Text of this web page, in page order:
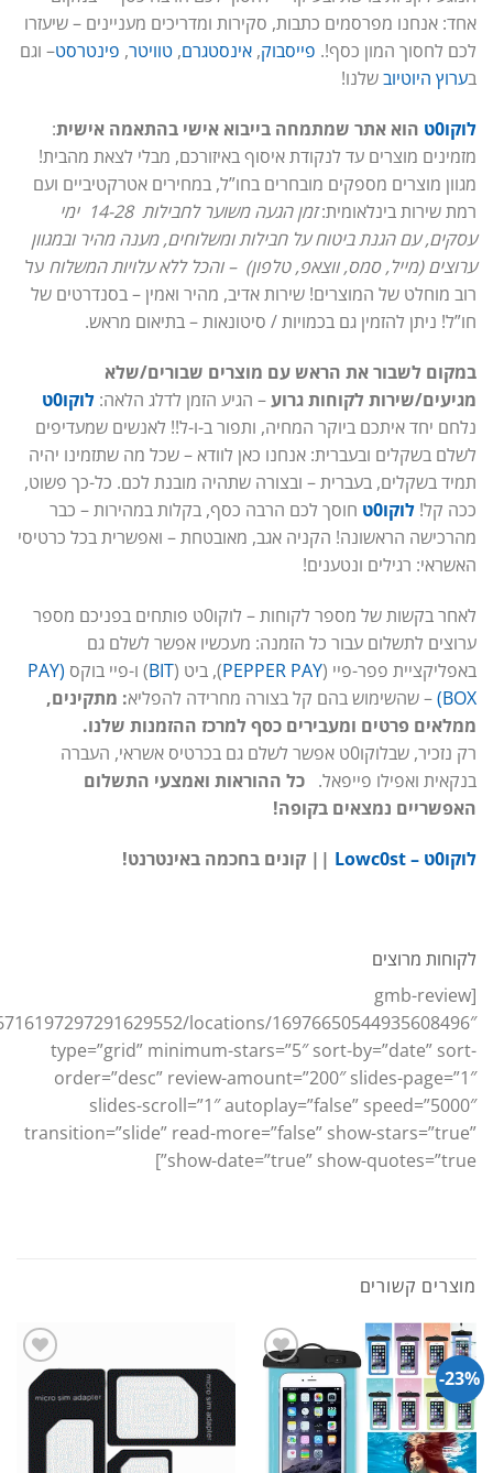
אחד: אנחנו מפרסמים כתבות, סקירות ומדריכים מעניינים – שיעזרו
לכם לחסוך המון כסף!. פייסבוק, אינסטגרם, טוויטר, פינטרסט– וגם
בערוץ היוטיובשלנו!
לוקו0ט הוא אתר שמתמחה בייבוא אישי בהתאמה אישית:
מזמינים מוצרים עד לנקודת איסוף באיזורכם, מבלי לצאת מהבית!
מגוון מוצרים מספקים מובחרים בחו”ל, במחירים אטרקטיביים ועם
רמת שירות בינלאומית:
זמן הגעה משוער לחבילות 14-28 ימי
עסקים, עם הגנת ביטוח על חבילות ומשלוחים, מענה מהיר ובמגוון
ערוצים (מייל, סמס, ווצאפ, טלפון) – והכל ללא עלויות המשלוח על
רוב מוחלט של המוצרים! שירות אדיב, מהיר ואמין – בסנדרטים של
חו”ל! ניתן להזמין גם בכמויות / סיטונאות – בתיאום מראש.
במקום לשבור את הראש עם מוצרים שבורים/שלא
מגיעים/שירות לקוחות גרוע– הגיע הזמן לדלג הלאה: לוקו0ט
נלחם יחד איתכם ביוקר המחיה, ותפור ב-ו-ל!! לאנשים שמעדיפים
לשלם בשקלים ובעברית: אנחנו כאן לוודא – שכל מה שתזמינו יהיה
תמיד בשקלים, בעברית – ובצורה שתהיה מובנת לכם. כל-כך פשוט,
ככה קל! לוקו0ט
חוסך לכם הרבה כסף, בקלות במהירות – כבר
מהרכישה הראשונה! הקניה אגב, מאובטחת – ואפשרית בכל כרטיסי
האשראי: רגילים ונטענים!
לאחר בקשות של מספר לקוחות – לוקו0ט פותחים בפניכם מספר
ערוצים לתשלום עבור כל הזמנה: מעכשיו אפשר לשלם גם
באפליקציית פפר-פיי (PEPPER PAY), ביט (BIT) ו-פיי בוקס (PAY
BOX) – שהשימוש בהם קל בצורה מחרידה להפליא: מתקינים,
ממלאים פרטים ומעבירים כסף למרכז ההזמנות שלנו.
רק נזכיר, שבלוקו0ט אפשר לשלם גם בכרטיס אשראי, העברה
בנקאית ואפילו פייפאל. כל ההוראות ואמצעי התשלום
האפשריים נמצאים בקופה!
לוקו0ט – Lowc0st || קונים בחכמה באינטרנט!
לקוחות מרוצים
[gmb-review
locations/16976650544935608496″
type=”grid” minimum-stars=”5″ sort-by=”date” sort-
order=”desc” review-amount=”200″ slides-page=”1″
slides-scroll=”1″ autoplay=”false” speed=”5000″
transition=”slide” read-more=”false” show-stars=”true”
show-date=”true” show-quotes=”true”]
מוצרים קשורים
23%-